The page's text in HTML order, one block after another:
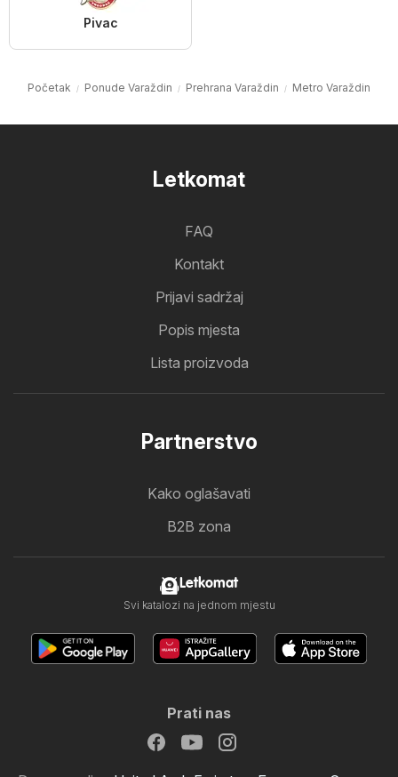
Pivac
Početak Ponude Varaždin Prehrana Varaždin Metro Varaždin
Letkomat
FAQ
Kontakt
Prijavi sadržaj
Popis mjesta
Lista proizvoda
Partnerstvo
Kako oglašavati
B2B zona
Letkomat
Svi katalozi na jednom mjestu
Prati nas